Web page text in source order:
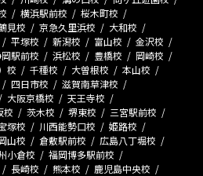
横浜駅前校
桜木町校
見校 京急久里浜校
大和校
平塚校 新潟校 富山校
金沢校
駅前校 浜松校 豊橋校
岡崎校
校 千種校 大曽根校
本山校
四日市校
滋賀南草津校
大阪京橋校
天王寺校
校 茨木校 堺東校
三宮駅前校
塚校 川西能勢口校
姫路校
山校 倉敷駅前校
広島八丁堀校
小倉校
福岡博多駅前校
長崎校 熊本校
鹿児島中央校